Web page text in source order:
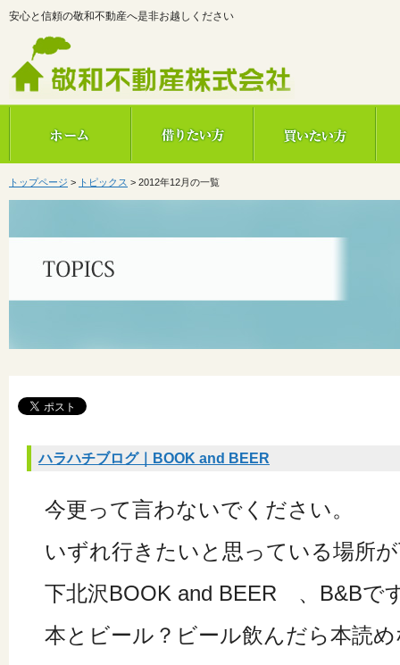
安心と信頼の敬和不動産へ是非お越しください
トップページ > トピックス > 2012年12月の一覧
ハラハチブログ｜BOOK and BEER
今更って言わないでください。
いずれ行きたいと思っている場所
下北沢BOOK and BEER 、B&Bで
本とビール？ビール飲んだら本読